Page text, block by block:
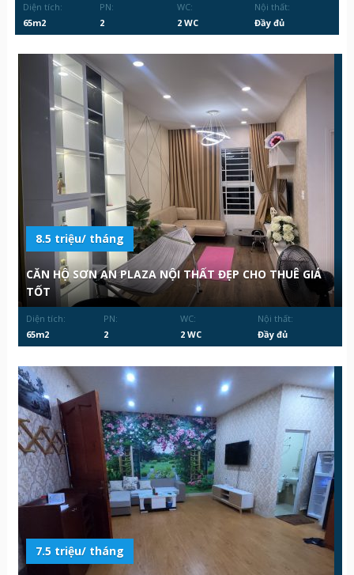
Diện tích:
65m2
PN:
2
WC:
2 WC
Nội thất:
Đầy đủ
8.5 triệu/ tháng
CĂN HỘ SƠN AN PLAZA NỘI THẤT ĐẸP CHO THUÊ GIÁ
TỐT
Diện tích:
65m2
PN:
2
WC:
2 WC
Nội thất:
Đầy đủ
7.5 triệu/ tháng